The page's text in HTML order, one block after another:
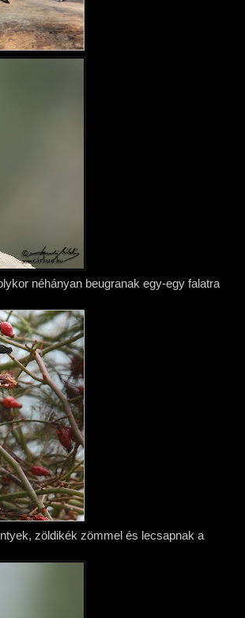
néhányan beugranak egy-egy falatra
zöldikék zömmel és lecsapnak a